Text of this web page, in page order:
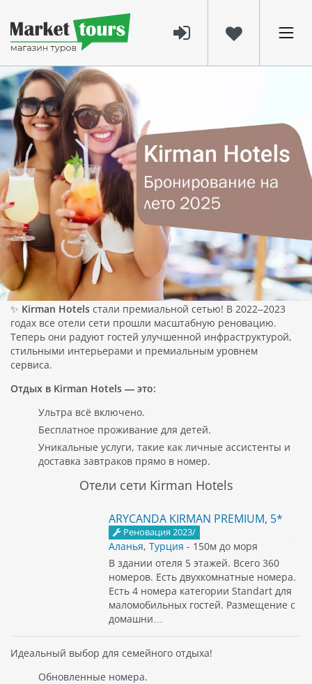
Раннее бронирование на лето 2025
года: лучшие предложения от Kirman
Hotels
Друзья из Алматы и Астаны, время планировать ваш
незабываемый летний отпуск уже наступило! Раннее
бронирование — это ваш шанс обеспечить себе
идеальный отдых по лучшим ценам и с максимальным
комфортом.
Почему стоит выбрать Kirman Hotels?
✨ Kirman Hotels стали премиальной сетью! В 2022–2023
годах все отели сети прошли масштабную реновацию.
Теперь они радуют гостей улучшенной инфраструктурой,
стильными интерьерами и премиальным уровнем
сервиса.
Отдых в Kirman Hotels — это:
Ультра всё включено.
Бесплатное проживание для детей.
Уникальные услуги, такие как личные ассистенты и
доставка завтраков прямо в номер.
Отели сети Kirman Hotels
ARYCANDA KIRMAN PREMIUM, 5*
Реновация 2023/
Аланья,Турция - 150м до моря
В здании отеля 5 этажей. Всего 360
номеров. Есть двухкомнатные номера.
Есть 4 номера категории Standart для
маломобильных гостей. Размещение с
домашни…
Идеальный выбор для семейного отдыха!
Обновленные номера.